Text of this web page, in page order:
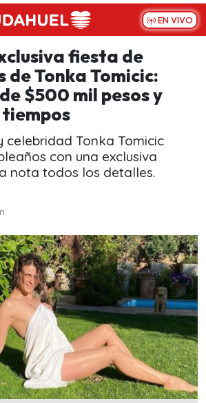
EN VIVO
fiesta de
de Tonka Tomicic:
$500 mil pesos y
tiempos
celebridad Tonka Tomicic
con una exclusiva
nota todos los detalles.